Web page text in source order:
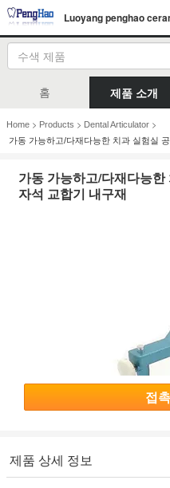
Luoyang penghao
홈 제품 소개
Home > Products > Dental Articulator >
가동 가능하고/다재다능한 치과 실험실
가동 가능하고/다재다능
자석 교합기 내구재
접
제품 상세 정보